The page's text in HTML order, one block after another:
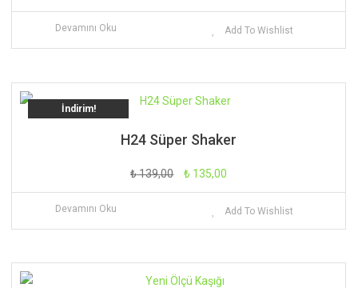
Devamını Oku Add To Wishlist
İndirim!
H24 Süper Shaker
₺139,00
Orijinal
fiyat:
₺ 139,00.
₺ 135,00
andaki
fiyat:
₺ 135,00.
Devamını Oku Add To Wishlist